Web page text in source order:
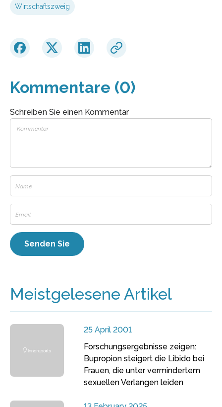
Wirtschaftszweig
Kommentare (0)
Schreiben Sie einen Kommentar
Meistgelesene Artikel
25 April 2001
Forschungsergebnisse zeigen:
Bupropion steigert die Libido bei
Frauen, die unter vermindertem
sexuellen Verlangen leiden